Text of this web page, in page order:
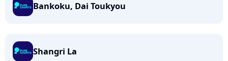
Bankoku, Dai Toukyou
Shangri La